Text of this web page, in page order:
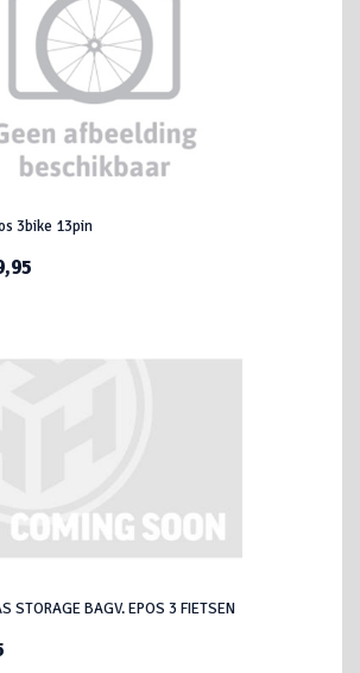
3bike 13pin
STORAGE BAGV. EPOS 3 FIETSEN